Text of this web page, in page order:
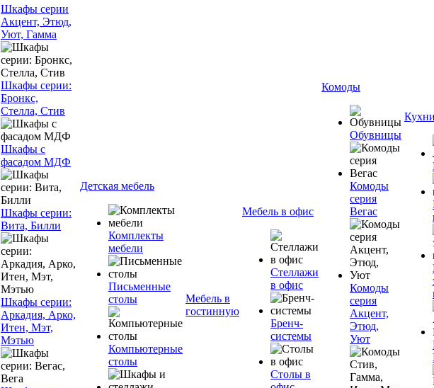
Шкафы серии
Акцент, Этюд,
Уют, Гамма
Шкафы серии:
Бронкс,
Стелла, Стив
Шкафы с
фасадом МДФ
Шкафы серии:
Вита, Билли
Шкафы серии:
Аркадия, Арко,
Итен, Мэт,
Мэтью
Детская мебель
Комплекты
мебели
Письменные
столы
Компьютерные
столы
Мебель в
гостинную
Мебель в офис
Стеллажи
в офис
Бренч-
системы
Столы в
Комоды
Обувницы
Комоды
серия
Вегас
Комоды
серия
Акцент,
Этюд,
Уют